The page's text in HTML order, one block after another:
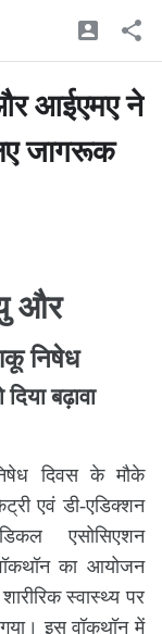
आईएमए ने
जागरूक
और
निषेध
बढ़ावा
दिवस के मौके
एवं डी-एडिक्शन
एसोसिएशन
का आयोजन
स्वास्थ्य पर
इस वॉकथॉन में